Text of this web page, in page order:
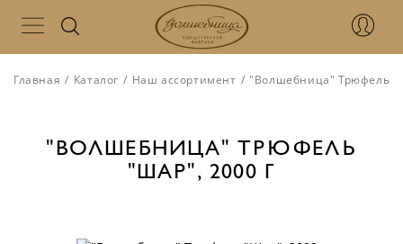
Главная / Каталог / Наш ассортимент / "Волшебница" Трюфель
"ВОЛШЕБНИЦА" ТРЮФЕЛЬ
"ШАР", 2000 Г